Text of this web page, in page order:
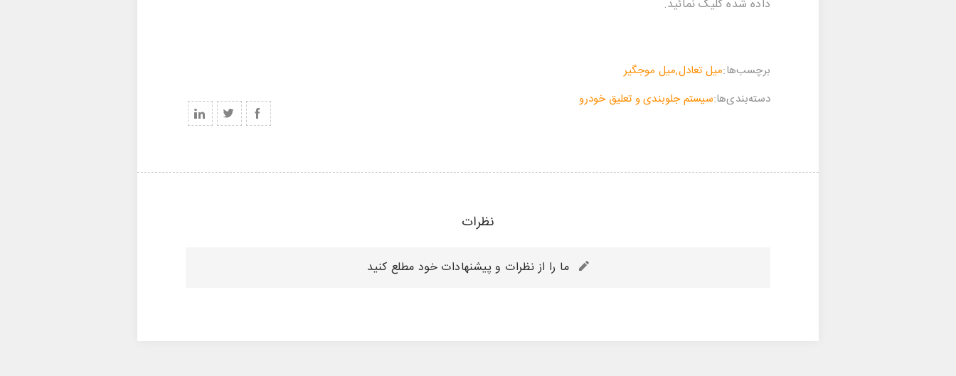
داده شده کلیک نمائید.
برچسب‌ها:میل تعادل,میل موجگیر
‌‌دسته‌بندی‌‌ها:سیستم جلوبندی و تعلیق خودرو
نظرات
ما را از نظرات و پیشنهادات خود مطلع کنید